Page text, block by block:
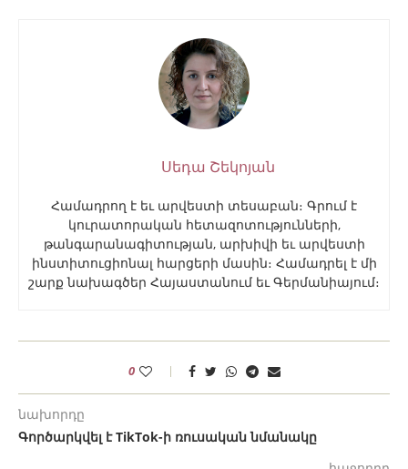
Սեդա Շեկոյան
Համադրող է եւ արվեստի տեսաբան։ Գրում է
կուրատորական հետազոտությունների,
թանգարանագիտության, արխիվի եւ արվեստի
ինստիտուցիոնալ հարցերի մասին։ Համադրել է մի
շարք նախագծեր Հայաստանում եւ Գերմանիայում։
0
նախորդը
Գործարկվել է TikTok-ի ռուսական նմանակը